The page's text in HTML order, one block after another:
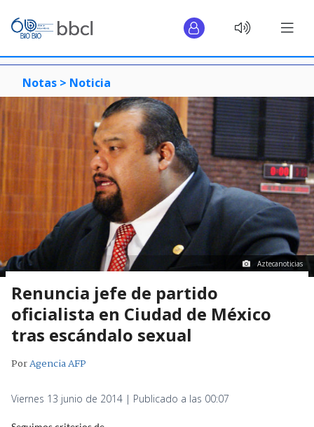
Notas > Noticia
Aztecanoticias
Renuncia jefe de partido
oficialista en Ciudad de México
tras escándalo sexual
PorAgencia AFP
Viernes 13 junio de 2014 | Publicado a las 00:07